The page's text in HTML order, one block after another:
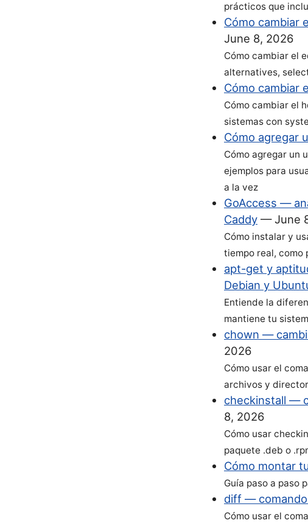
prácticos que
Cómo cambiar
June 8, 2026
Cómo cambiar el
alternatives,
Cómo cambiar
Cómo cambiar el
sistemas con
Cómo agregar
Cómo agregar un
ejemplos para
a la vez
GoAccess —
Caddy —June
Cómo instalar y
tiempo real, como
apt-get y
Debian y
Entiende la
mantiene tu
chown —
2026
Cómo usar el
archivos y
checkinstall —
8, 2026
Cómo usar
paquete .deb o
Cómo montar
Guía paso a paso
diff — comando
Cómo usar el